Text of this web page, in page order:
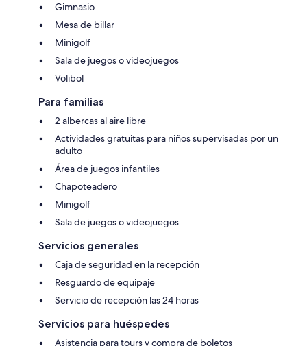
Gimnasio
Mesa de billar
Minigolf
Sala de juegos o videojuegos
Volibol
Para familias
2 albercas al aire libre
Actividades gratuitas para niños supervisadas por un
adulto
Área de juegos infantiles
Chapoteadero
Minigolf
Sala de juegos o videojuegos
Servicios generales
Caja de seguridad en la recepción
Resguardo de equipaje
Servicio de recepción las 24 horas
Servicios para huéspedes
Asistencia para tours y compra de boletos